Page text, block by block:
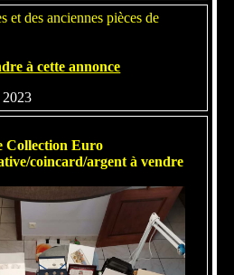
et des anciennes pièces de
à cette annonce
2023
Collection Euro
coincard/argent à vendre